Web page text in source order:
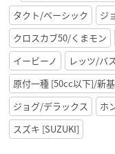
タクト/ベーシック
ジ
クロスカブ50/くまモン
イービーノ
レッツ/バ
原付一種 [50cc以下]/新
ジョグ/デラックス
ホ
スズキ [SUZUKI]